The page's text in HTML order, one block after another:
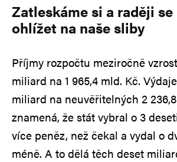
Zatleskáme si a raději
ohlížet na naše sliby
Příjmy rozpočtu meziročně
miliard na 1 965,4 mld. Kč.
miliard na neuvěřitelných 2
znamená, že stát vybral o 3
více peněz, než čekal a vydal o
méně. A to dělá těch deset